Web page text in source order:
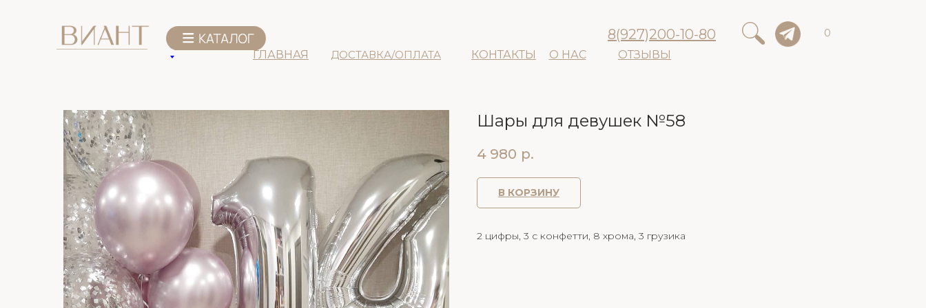
ДОСТАВКА/ОПЛАТА
ГЛАВНАЯ КОНТАКТЫ О НАС ОТЗЫВЫ
8(927)200-10-80 0
Шары для девушек №58
4 980 р.
В КОРЗИНУ
2 цифры, 3 с конфетти, 8 хрома, 3 грузика